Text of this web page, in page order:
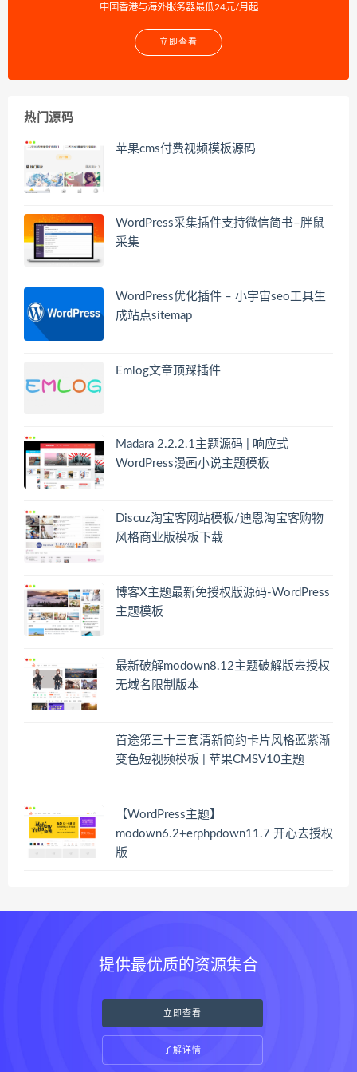
中国香港与海外服务器最低24元/月起
立即查看
热门源码
苹果cms付费视频模板源码
WordPress采集插件支持微信简书–胖鼠
采集
WordPress优化插件 – 小宇宙seo工具生
成站点sitemap
Emlog文章顶踩插件
Madara 2.2.2.1主题源码 | 响应式
WordPress漫画小说主题模板
Discuz淘宝客网站模板/迪恩淘宝客购物
风格商业版模板下载
博客X主题最新免授权版源码-WordPress
主题模板
最新破解modown8.12主题破解版去授权
无域名限制版本
首途第三十三套清新简约卡片风格蓝紫渐
变色短视频模板 | 苹果CMSV10主题
【WordPress主题】
modown6.2+erphpdown11.7 开心去授权
版
提供最优质的资源集合
立即查看
了解详情